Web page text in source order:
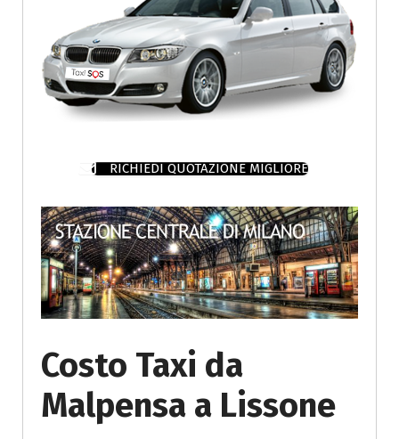
RICHIEDI QUOTAZIONE MIGLIORE
Costo Taxi da
Malpensa a Lissone